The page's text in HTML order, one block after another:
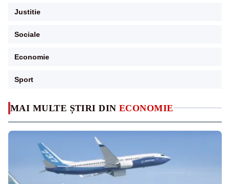
MAI MULTE ȘTIRI DIN ECONOMIE
Justitie
Sociale
Economie
Sport